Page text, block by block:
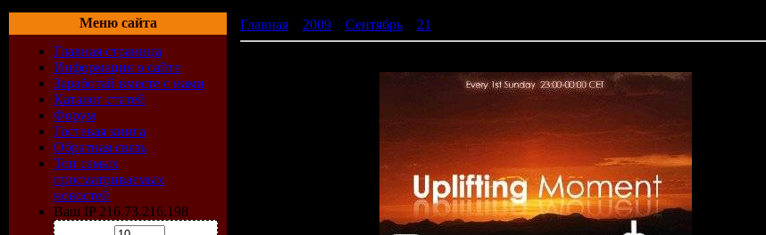
Меню сайта
Главная страница
Информация о сайте
Заработай вместе с нами
Каталог статей
Форум
Гостевая книга
Обратная связь
Топ самых
просматриваемых
новостей
Ваш IP 216.73.216.198
Главная 2009 Сентябрь 21